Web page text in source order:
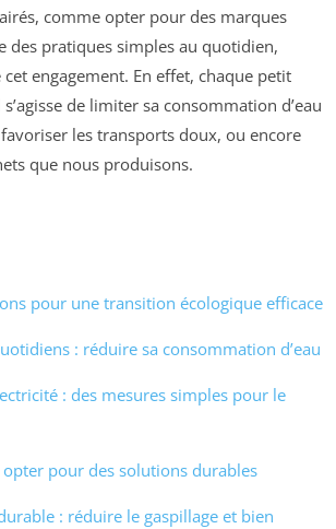
comme opter pour des marques
des pratiques simples au quotidien,
engagement. En effet, chaque petit
de limiter sa consommation d’eau
les transports doux, ou encore
que nous produisons.
pour une transition écologique efficace
: réduire sa consommation d’eau
: des mesures simples pour le
pour des solutions durables
: réduire le gaspillage et bien